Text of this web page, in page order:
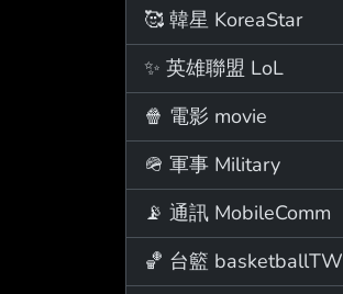
🥰 韓星 KoreaStar
✨ 英雄聯盟 LoL
🍿 電影 movie
🪖 軍事 Military
📡 通訊 MobileComm
🏀 台籃 basketballTW